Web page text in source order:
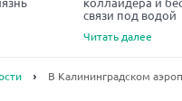
коллайдера и
связи под водой
Читать далее
В Калининградском